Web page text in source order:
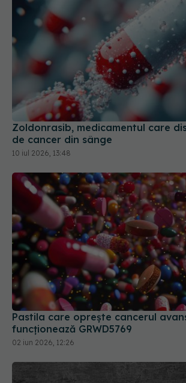
Zoldonrasib, medicamentul care
de cancer din sânge
10 iul 2026, 13:48
Pastila care oprește cancerul
funcționează GRWD5769
02 iun 2026, 12:26